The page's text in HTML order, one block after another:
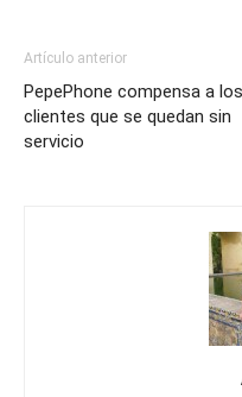
Artículo anterior
PepePhone compensa a los
clientes que se quedan sin
servicio